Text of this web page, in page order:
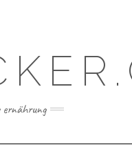
ernährung